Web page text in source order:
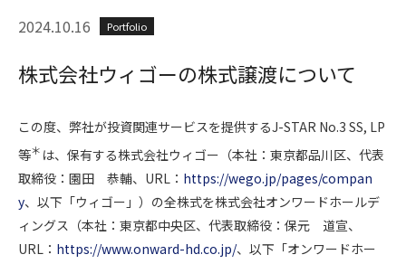
2024.10.16 Portfolio
株式会社ウィゴーの株式譲渡について
この度、弊社が投資関連サービスを提供するJ-STAR No.3 SS, LP
等＊ は、保有する株式会社ウィゴー（本社：東京都品川区、代表
取締役：園田 恭輔、URL： https://wego.jp/pages/compan
y、以下「ウィゴー」）の全株式を株式会社オンワードホールデ
ィングス（本社：東京都中央区、代表取締役：保元 道宣、
URL： https://www.onward-hd.co.jp/、以下「オンワードホー